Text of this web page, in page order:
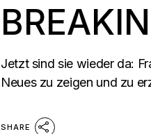
Jetzt sind sie wieder da:
Neues zu zeigen und zu
SHARE